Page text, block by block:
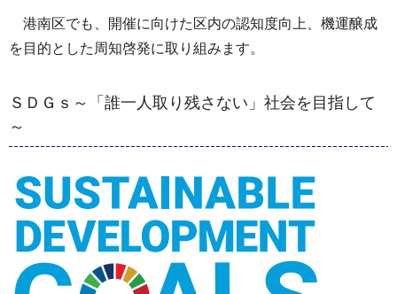
港南区でも、開催に向けた区内の認知度向上、機運醸成
を目的とした周知啓発に取り組みます。
ＳＤＧｓ～「誰一人取り残さない」社会を目指して
～